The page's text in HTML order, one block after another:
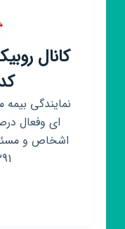
کانال
کد
ای وفعال
اشخاص و